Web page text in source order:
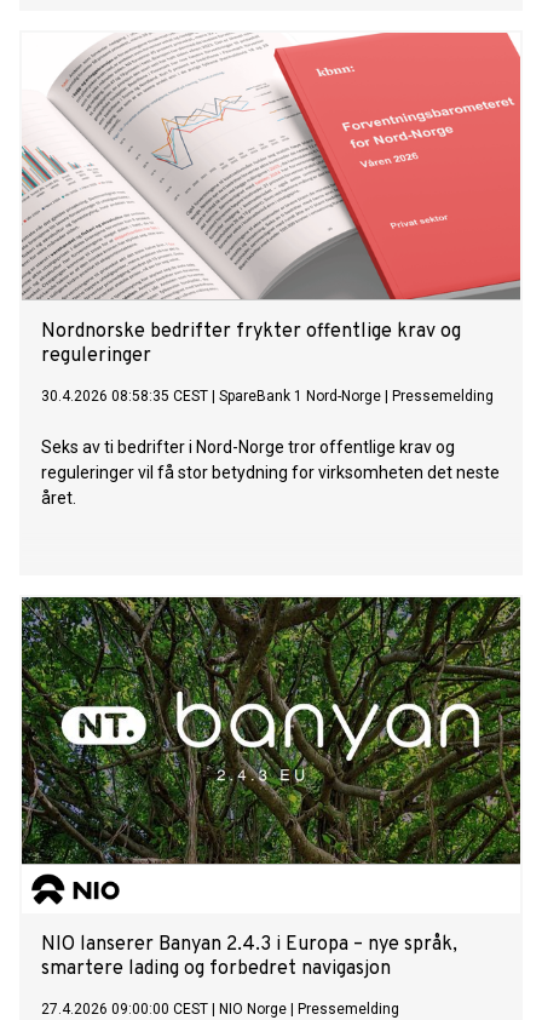
Nordnorske bedrifter frykter offentlige krav og
reguleringer
30.4.2026 08:58:35 CEST SpareBank 1 Nord-Norge Pressemelding
Seks av ti bedrifter i Nord-Norge tror offentlige krav og
reguleringer vil få stor betydning for virksomheten det neste
året.
NIO lanserer Banyan 2.4.3 i Europa – nye språk,
smartere lading og forbedret navigasjon
27.4.2026 09:00:00 CEST NIO Norge Pressemelding